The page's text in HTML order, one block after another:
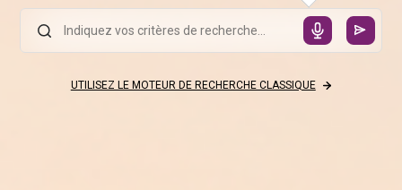
UTILISEZ LE MOTEUR DE RECHERCHE CLASSIQUE